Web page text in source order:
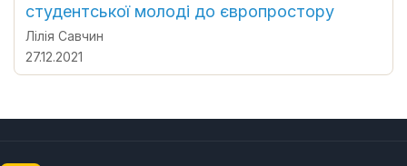
студентської молоді до європростору
Лілія Савчин
27.12.2021